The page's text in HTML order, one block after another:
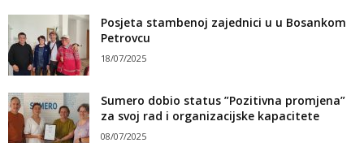
Posjeta stambenoj zajednici u u Bosankom
Petrovcu
18/07/2025
Sumero dobio status ”Pozitivna promjena”
za svoj rad i organizacijske kapacitete
08/07/2025